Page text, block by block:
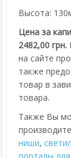
Высота:
Цена за
2482,00 грн.
на сайте
также
товар в
товара.
Также Вы
ниши,
порталы